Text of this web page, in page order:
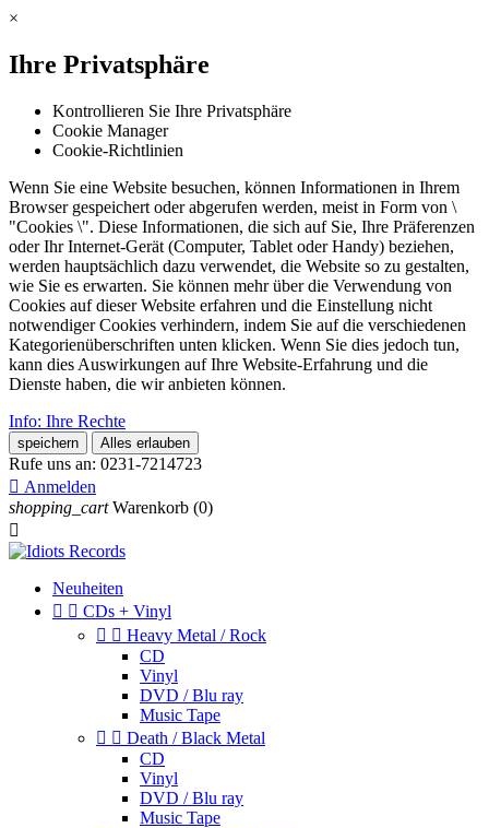
×
Ihre Privatsphäre
Kontrollieren Sie Ihre Privatsphäre
Cookie Manager
Cookie-Richtlinien
Wenn Sie eine Website besuchen, können Informationen in Ihrem
Browser gespeichert oder abgerufen werden, meist in Form von \
"Cookies \". Diese Informationen, die sich auf Sie, Ihre Präferenzen
oder Ihr Internet-Gerät (Computer, Tablet oder Handy) beziehen,
werden hauptsächlich dazu verwendet, die Website so zu gestalten,
wie Sie es erwarten. Sie können mehr über die Verwendung von
Cookies auf dieser Website erfahren und die Einstellung nicht
notwendiger Cookies verhindern, indem Sie auf die verschiedenen
Kategorienüberschriften unten klicken. Wenn Sie dies jedoch tun,
kann dies Auswirkungen auf Ihre Website-Erfahrung und die
Dienste haben, die wir anbieten können.
Info: Ihre Rechte
speichern Alles erlauben
Rufe uns an: 0231-7214723
 Anmelden
shopping_cart Warenkorb (0)

Neuheiten
  CDs + Vinyl
  Heavy Metal / Rock
CD
Vinyl
DVD / Blu ray
Music Tape
  Death / Black Metal
CD
Vinyl
DVD / Blu ray
Music Tape